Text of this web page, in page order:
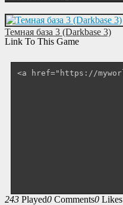
Link To This Game
Темная база 3 (Darkbase 3)
243 Played0 Comments0 Likes